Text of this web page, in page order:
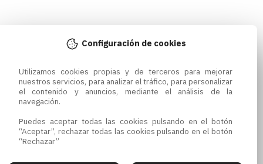
Configuración de cookies
Utilizamos cookies propias y de terceros para mejorar
nuestros servicios, para analizar el tráfico, para personalizar
el contenido y anuncios, mediante el análisis de la
navegación.
Puedes aceptar todas las cookies pulsando en el botón
“Aceptar”, rechazar todas las cookies pulsando en el botón
“Rechazar”